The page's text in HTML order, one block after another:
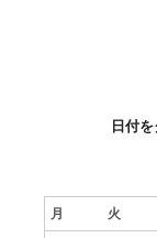
日付
月 火